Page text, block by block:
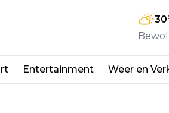
30
Entertainment Weer en